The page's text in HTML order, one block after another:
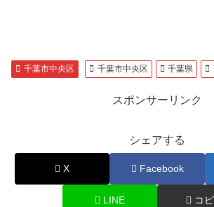
千葉市中央区 千葉市中央区 千葉県
スポンサーリンク
シェアする
X Facebook
LINE コ